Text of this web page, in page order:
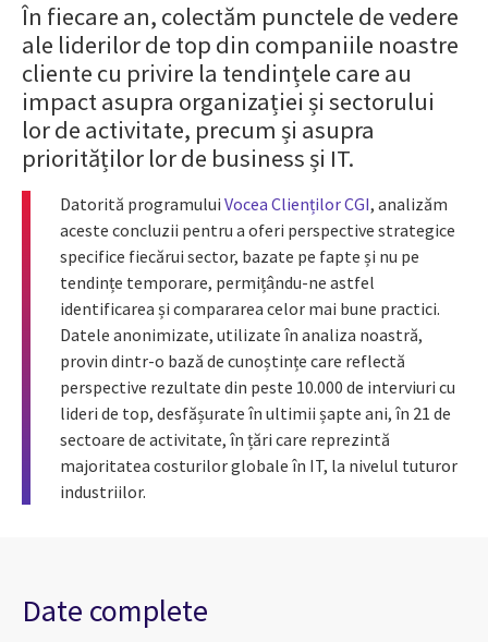
În fiecare an, colectăm punctele de vedere
ale liderilor de top din companiile noastre
cliente cu privire la tendințele care au
impact asupra organizației și sectorului
lor de activitate, precum și asupra
priorităților lor de business și IT.
Datorită programului Vocea Clienților CGI, analizăm
aceste concluzii pentru a oferi perspective strategice
specifice fiecărui sector, bazate pe fapte și nu pe
tendințe temporare, permițându-ne astfel
identificarea și compararea celor mai bune practici.
Datele anonimizate, utilizate în analiza noastră,
provin dintr-o bază de cunoștințe care reflectă
perspective rezultate din peste 10.000 de interviuri cu
lideri de top, desfășurate în ultimii șapte ani, în 21 de
sectoare de activitate, în țări care reprezintă
majoritatea costurilor globale în IT, la nivelul tuturor
industriilor.
Date complete